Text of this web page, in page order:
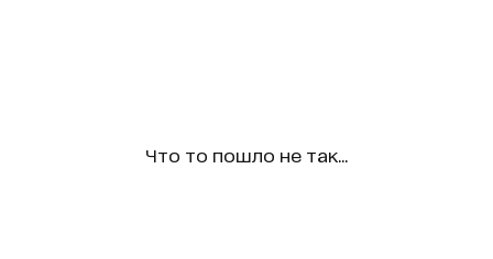
Что то пошло не так...